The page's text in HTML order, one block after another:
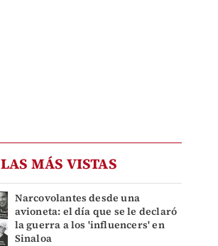
LAS MÁS VISTAS
Narcovolantes desde una
avioneta: el día que se le declaró
la guerra a los 'influencers' en
Sinaloa